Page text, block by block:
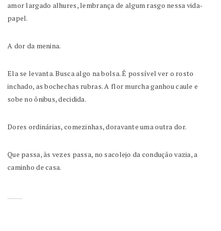
amor largado alhures, lembrança de algum rasgo nessa vida-
papel.
A dor da menina.
Ela se levanta. Busca algo na bolsa. É possível ver o rosto
inchado, as bochechas rubras. A flor murcha ganhou caule e
sobe no ônibus, decidida.
Dores ordinárias, comezinhas, doravante uma outra dor.
Que passa, às vezes passa, no sacolejo da condução vazia, a
caminho de casa.